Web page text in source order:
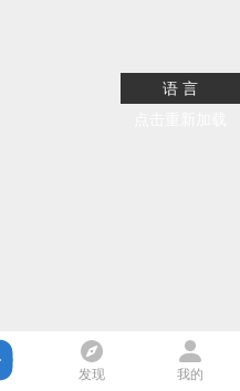
语 言
发现 我的